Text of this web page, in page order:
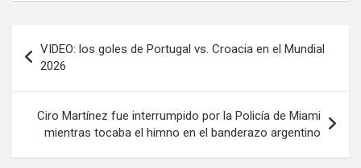
de
entradas
VIDEO: los goles de Portugal vs. Croacia en el Mundial
2026
Ciro Martínez fue interrumpido por la Policía de Miami
mientras tocaba el himno en el banderazo argentino